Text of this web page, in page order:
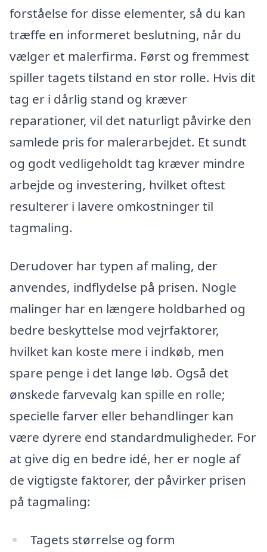
forståelse for disse elementer, så du kan
træffe en informeret beslutning, når du
vælger et malerfirma. Først og fremmest
spiller tagets tilstand en stor rolle. Hvis dit
tag er i dårlig stand og kræver
reparationer, vil det naturligt påvirke den
samlede pris for malerarbejdet. Et sundt
og godt vedligeholdt tag kræver mindre
arbejde og investering, hvilket oftest
resulterer i lavere omkostninger til
tagmaling.
Derudover har typen af maling, der
anvendes, indflydelse på prisen. Nogle
malinger har en længere holdbarhed og
bedre beskyttelse mod vejrfaktorer,
hvilket kan koste mere i indkøb, men
spare penge i det lange løb. Også det
ønskede farvevalg kan spille en rolle;
specielle farver eller behandlinger kan
være dyrere end standardmuligheder. For
at give dig en bedre idé, her er nogle af
de vigtigste faktorer, der påvirker prisen
på tagmaling:
Tagets størrelse og form